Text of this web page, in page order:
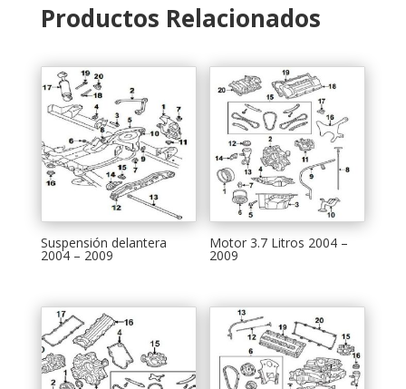
Productos Relacionados
Suspensión delantera
2004 – 2009
Motor 3.7 Litros 2004 –
2009